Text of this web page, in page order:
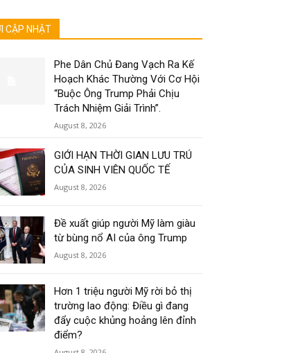
CẬP NHẬT
Phe Dân Chủ Đang Vạch Ra Kế
Hoạch Khác Thường Với Cơ Hội
“Buộc Ông Trump Phải Chịu
Trách Nhiệm Giải Trình”.
August 8, 2026
GIỚI HẠN THỜI GIAN LƯU TRÚ
CỦA SINH VIÊN QUỐC TẾ
August 8, 2026
Đề xuất giúp người Mỹ làm giàu
từ bùng nổ AI của ông Trump
August 8, 2026
Hơn 1 triệu người Mỹ rời bỏ thị
trường lao động: Điều gì đang
đẩy cuộc khủng hoảng lên đỉnh
điểm?